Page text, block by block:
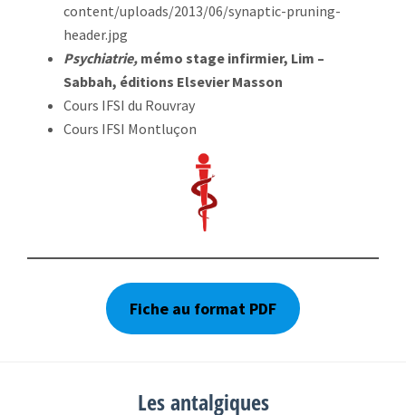
content/uploads/2013/06/synaptic-pruning-
header.jpg
Psychiatrie, mémo stage infirmier, Lim –
Sabbah, éditions Elsevier Masson
Cours IFSI du Rouvray
Cours IFSI Montluçon
Fiche au format PDF
Les antalgiques